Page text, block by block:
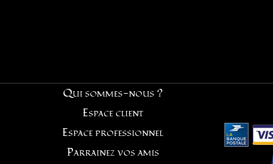
Qui sommes-nous ?
Espace client
Espace professionnel
Parrainez vos amis